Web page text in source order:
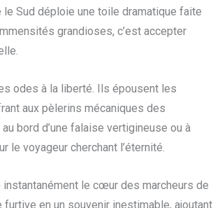
Sud déploie une toile dramatique faite
grandioses, c’est accepter
odes à la liberté. Ils épousent les
aux pèlerins mécaniques des
bord d’une falaise vertigineuse ou à
le voyageur cherchant l’éternité.
le cœur des marcheurs de
en un souvenir inestimable, ajoutant